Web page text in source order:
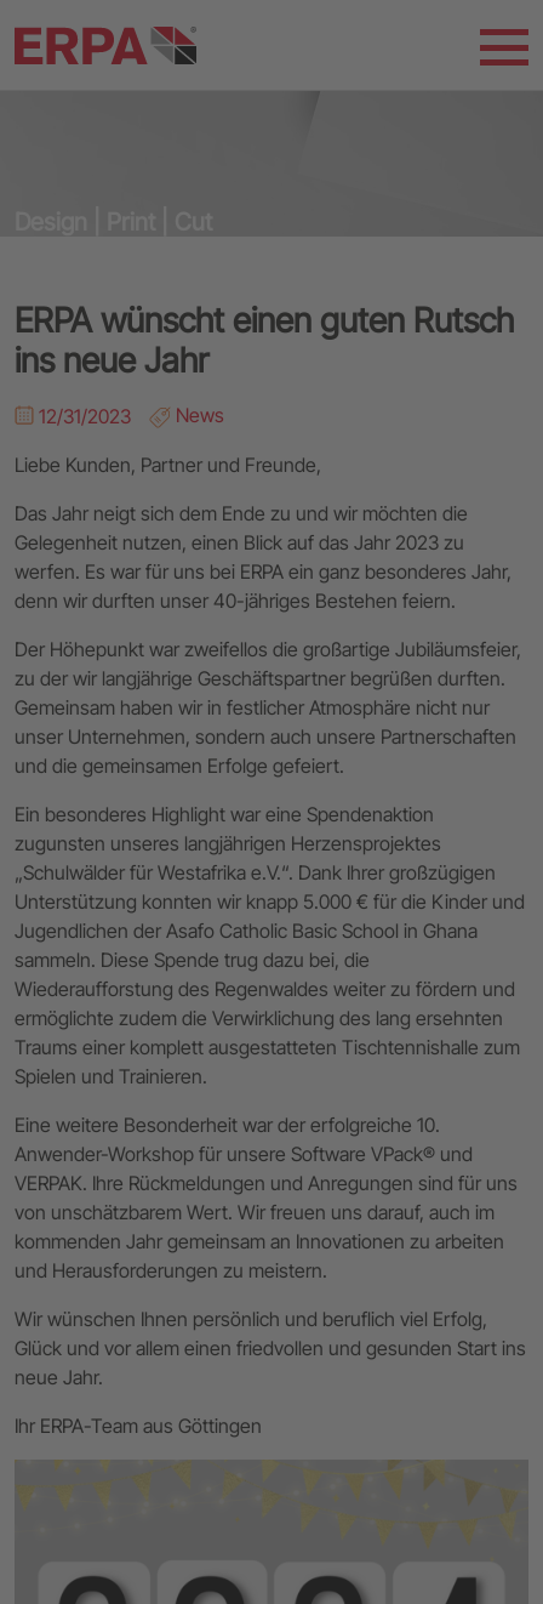
ERPA wünscht einen guten Rutsch
ins neue Jahr
12/31/2023
News
Liebe Kunden, Partner und Freunde,
Das Jahr neigt sich dem Ende zu und wir möchten die
Gelegenheit nutzen, einen Blick auf das Jahr 2023 zu
werfen. Es war für uns bei ERPA ein ganz besonderes Jahr,
denn wir durften unser 40-jähriges Bestehen feiern.
Der Höhepunkt war zweifellos die großartige Jubiläumsfeier,
zu der wir langjährige Geschäftspartner begrüßen durften.
Gemeinsam haben wir in festlicher Atmosphäre nicht nur
unser Unternehmen, sondern auch unsere Partnerschaften
und die gemeinsamen Erfolge gefeiert.
Ein besonderes Highlight war eine Spendenaktion
zugunsten unseres langjährigen Herzensprojektes
„Schulwälder für Westafrika e.V.“. Dank Ihrer großzügigen
Unterstützung konnten wir knapp 5.000 € für die Kinder und
Jugendlichen der Asafo Catholic Basic School in Ghana
sammeln. Diese Spende trug dazu bei, die
Wiederaufforstung des Regenwaldes weiter zu fördern und
ermöglichte zudem die Verwirklichung des lang ersehnten
Traums einer komplett ausgestatteten Tischtennishalle zum
Spielen und Trainieren.
Eine weitere Besonderheit war der erfolgreiche 10.
Anwender-Workshop für unsere Software VPack® und
VERPAK. Ihre Rückmeldungen und Anregungen sind für uns
von unschätzbarem Wert. Wir freuen uns darauf, auch im
kommenden Jahr gemeinsam an Innovationen zu arbeiten
und Herausforderungen zu meistern.
Wir wünschen Ihnen persönlich und beruflich viel Erfolg,
Glück und vor allem einen friedvollen und gesunden Start ins
neue Jahr.
Ihr ERPA-Team aus Göttingen